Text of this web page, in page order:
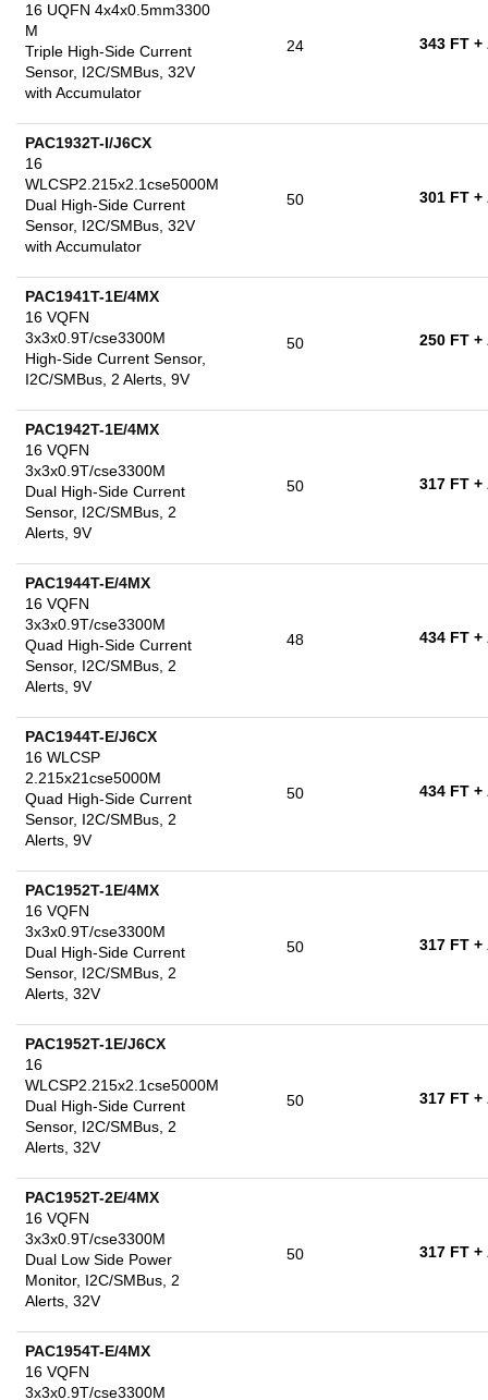
16 UQFN 4x4x0.5mm3300
M
Triple High-Side Current
Sensor, I2C/SMBus, 32V
with Accumulator
24 343 FT +
PAC1932T-I/J6CX
16
WLCSP2.215x2.1cse5000M
Dual High-Side Current
Sensor, I2C/SMBus, 32V
with Accumulator
50 301 FT +
PAC1941T-1E/4MX
16 VQFN
3x3x0.9T/cse3300M
High-Side Current Sensor,
I2C/SMBus, 2 Alerts, 9V
50 250 FT +
PAC1942T-1E/4MX
16 VQFN
3x3x0.9T/cse3300M
Dual High-Side Current
Sensor, I2C/SMBus, 2
Alerts, 9V
50 317 FT +
PAC1944T-E/4MX
16 VQFN
3x3x0.9T/cse3300M
Quad High-Side Current
Sensor, I2C/SMBus, 2
Alerts, 9V
48 434 FT +
PAC1944T-E/J6CX
16 WLCSP
2.215x21cse5000M
Quad High-Side Current
Sensor, I2C/SMBus, 2
Alerts, 9V
50 434 FT +
PAC1952T-1E/4MX
16 VQFN
3x3x0.9T/cse3300M
Dual High-Side Current
Sensor, I2C/SMBus, 2
Alerts, 32V
50 317 FT +
PAC1952T-1E/J6CX
16
WLCSP2.215x2.1cse5000M
Dual High-Side Current
Sensor, I2C/SMBus, 2
Alerts, 32V
50 317 FT +
PAC1952T-2E/4MX
16 VQFN
3x3x0.9T/cse3300M
Dual Low Side Power
Monitor, I2C/SMBus, 2
Alerts, 32V
50 317 FT +
PAC1954T-E/4MX
16 VQFN
3x3x0.9T/cse3300M